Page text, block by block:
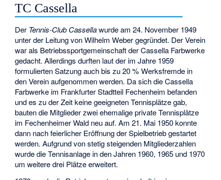
TC Cassella
Der Tennis-Club Cassellawurde am 24. November 1949
unter der Leitung von Wilhelm Weber gegründet. Der Verein
war als Betriebssportgemeinschaft der Cassella Farbwerke
gedacht. Allerdings durften laut der im Jahre 1959
formulierten Satzung auch bis zu 20 % Werksfremde in
den Verein aufgenommen werden. Da sich die Cassella
Farbwerke im Frankfurter Stadtteil Fechenheim befanden
und es zu der Zeit keine geeigneten Tennisplätze gab,
bauten die Mitglieder zwei ehemalige private Tennisplätze
im Fechenheimer Wald neu auf. Am 21. Mai 1950 konnte
dann nach feierlicher Eröffnung der Spielbetrieb gestartet
werden. Aufgrund von stetig steigenden Mitgliederzahlen
wurde die Tennisanlage in den Jahren 1960, 1965 und 1970
um weitere drei Plätze erweitert.